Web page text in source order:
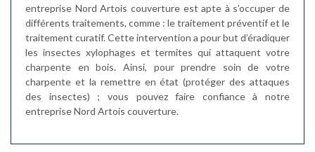
entreprise Nord Artois couverture est apte à s’occuper de
différents traitements, comme : le traitement préventif et le
traitement curatif. Cette intervention a pour but d’éradiquer
les insectes xylophages et termites qui attaquent votre
charpente en bois. Ainsi, pour prendre soin de votre
charpente et la remettre en état (protéger des attaques
des insectes) ; vous pouvez faire confiance à notre
entreprise Nord Artois couverture.